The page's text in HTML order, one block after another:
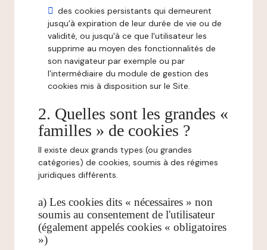
des cookies persistants qui demeurent
jusqu'à expiration de leur durée de vie ou de
validité, ou jusqu'à ce que l'utilisateur les
supprime au moyen des fonctionnalités de
son navigateur par exemple ou par
l'intermédiaire du module de gestion des
cookies mis à disposition sur le Site.
2. Quelles sont les grandes «
familles » de cookies ?
Il existe deux grands types (ou grandes
catégories) de cookies, soumis à des régimes
juridiques différents.
a) Les cookies dits « nécessaires » non
soumis au consentement de l'utilisateur
(également appelés cookies « obligatoires
»)